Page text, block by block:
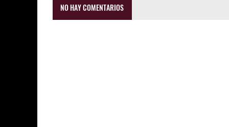
NO HAY COMENTARIOS